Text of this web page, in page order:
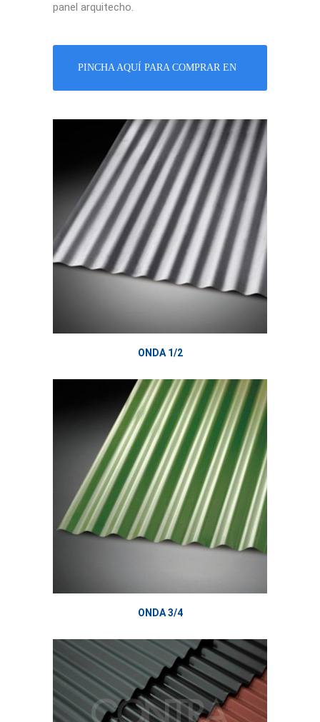
panel arquitecho.
PINCHA AQUÍ PARA COMPRAR EN
ONDA 1/2
ONDA 3/4